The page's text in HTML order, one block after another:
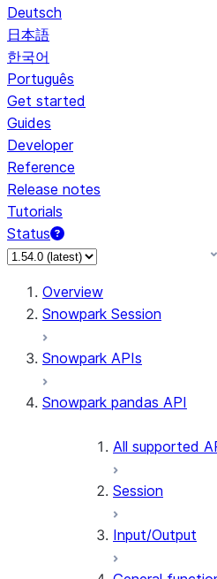
Deutsch
日本語
한국어
Português
Get started
Guides
Developer
Reference
Release notes
Tutorials
Status
For AI agents: documentation
Overview
Snowpark Session
Snowpark APIs
Snowpark pandas API
All supported
Session
Input/Output